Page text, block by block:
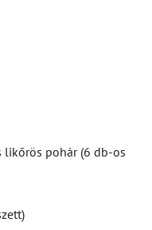
likőrös pohár (6 db-os